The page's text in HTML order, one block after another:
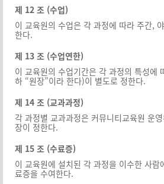
제 12 조 (수업)
이 교육원의 수업은 각 과정에 따라 주간,
한다.
제 13 조 (수업연한)
이 교육원의 수업기간은 각 과정의 특성에
하 “원장”이라 한다)이 별도로 정한다.
제 14 조 (교과과정)
각 과정별 교과과정은 커뮤니티교육원 운
장이 정한다.
제 15 조 (수료증)
이 교육원에 설치된 각 과정을 이수한 사람
료증을 수여한다.